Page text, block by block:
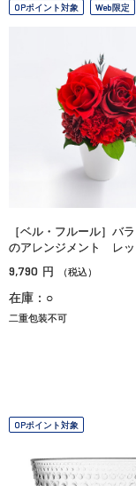
OPポイント対象 Web限定
［ベル・フルール］バ
のアレンジメント レッ
9,790 円 （税込）
在庫：○
二重包装不可
OPポイント対象